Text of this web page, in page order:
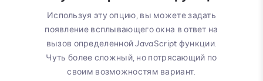
Используя эту опцию, вы можете задать
появление всплывающего окна в ответ на
вызов определенной JavaScript функции.
Чуть более сложный, но потрясающий по
своим возможностям вариант.